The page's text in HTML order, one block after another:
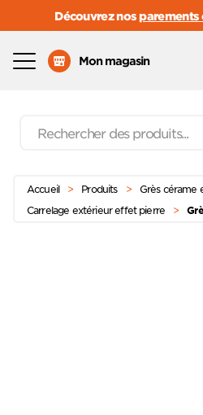
Découvrez nosparements
Mon magasin
contenu
Menu
Accueil > Produits > Grès cérame
Carrelage extérieur effet pierre
>